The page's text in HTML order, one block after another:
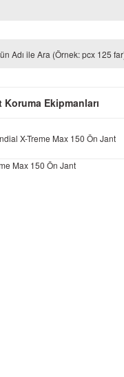
Ekipmanları
X-Treme Max 150 Ön Jant